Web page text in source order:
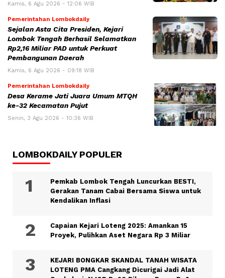
Kamis, 6 Agu 2026 - 12:06 WIB
Pemerintahan Lombokdaily
Sejalan Asta Cita Presiden, Kejari
Lombok Tengah Berhasil Selamatkan
Rp2,16 Miliar PAD untuk Perkuat
Pembangunan Daerah
Kamis, 6 Agu 2026 - 09:18 WIB
Pemerintahan Lombokdaily
Desa Kerame Jati Juara Umum MTQH
ke-32 Kecamatan Pujut
Senin, 3 Agu 2026 - 10:36 WIB
LOMBOKDAILY POPULER
Pemkab Lombok Tengah Luncurkan BESTI,
Gerakan Tanam Cabai Bersama Siswa untuk
Kendalikan Inflasi
Capaian Kejari Loteng 2025: Amankan 15
Proyek, Pulihkan Aset Negara Rp 3 Miliar
KEJARI BONGKAR SKANDAL TANAH WISATA
LOTENG PMA Cangkang Dicurigai Jadi Alat